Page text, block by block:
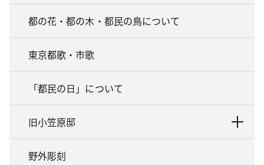
都の花・都の木・都民の鳥について
東京都歌・市歌
「都民の日」について
旧小笠原邸
野外彫刻